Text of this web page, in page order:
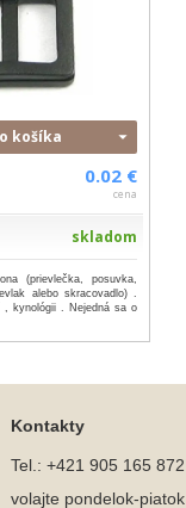
košíka
0.02 €
cena
skladom
(prievlečka, posuvka,
alebo skracovadlo) .
, kynológii . Nejedná sa o
Kontakty
Tel.: +421 905 165 872
volajte pondelok-piatok